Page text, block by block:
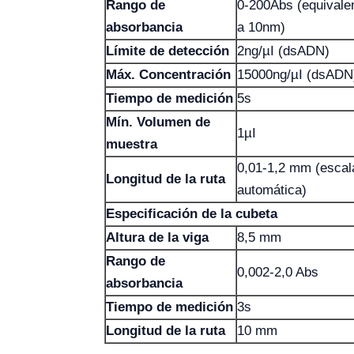
Rango de
absorbancia
0-200Abs
a 10nm)
Límite de detección 2ng/µI (dsADN)
Máx. Concentración 15000ng/µI
Tiempo de medición 5s
Mín. Volumen de
muestra
1µI
Longitud de la ruta
0,01-1,2 mm
automática)
Especificación de la cubeta
Altura de la viga
8,5 mm
Rango de
absorbancia
0,002-2,0 Abs
Tiempo de medición 3s
Longitud de la ruta
10 mm